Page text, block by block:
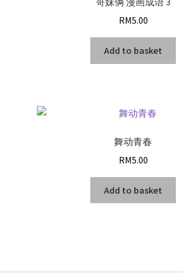
RM5.00
Add to basket
舞动青春
RM5.00
Add to basket